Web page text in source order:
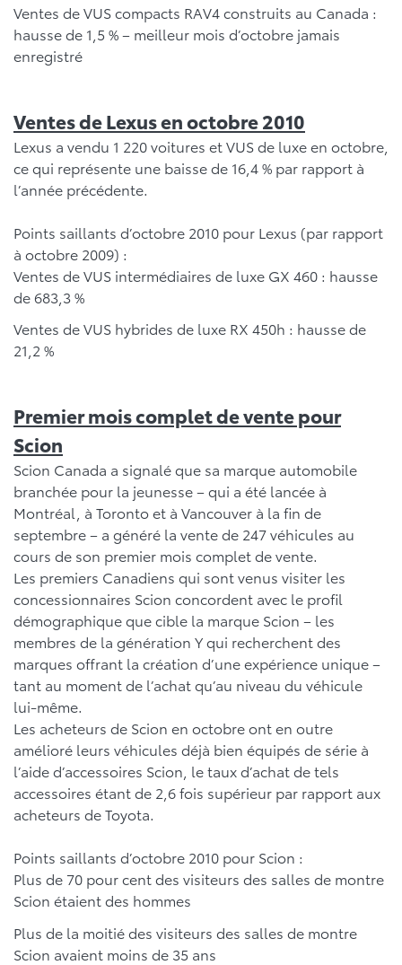
Ventes de VUS compacts RAV4 construits au Canada :
hausse de 1,5 % – meilleur mois d’octobre jamais
enregistré
Ventes de Lexus en octobre 2010
Lexus a vendu 1 220 voitures et VUS de luxe en octobre,
ce qui représente une baisse de 16,4 % par rapport à
l’année précédente.
Points saillants d’octobre 2010 pour Lexus (par rapport
à octobre 2009) :
Ventes de VUS intermédiaires de luxe GX 460 : hausse
de 683,3 %
Ventes de VUS hybrides de luxe RX 450h : hausse de
21,2 %
Premier mois complet de vente pour
Scion
Scion Canada a signalé que sa marque automobile
branchée pour la jeunesse – qui a été lancée à
Montréal, à Toronto et à Vancouver à la fin de
septembre – a généré la vente de 247 véhicules au
cours de son premier mois complet de vente.
Les premiers Canadiens qui sont venus visiter les
concessionnaires Scion concordent avec le profil
démographique que cible la marque Scion – les
membres de la génération Y qui recherchent des
marques offrant la création d’une expérience unique –
tant au moment de l’achat qu’au niveau du véhicule
lui-même.
Les acheteurs de Scion en octobre ont en outre
amélioré leurs véhicules déjà bien équipés de série à
l’aide d’accessoires Scion, le taux d’achat de tels
accessoires étant de 2,6 fois supérieur par rapport aux
acheteurs de Toyota.
Points saillants d’octobre 2010 pour Scion :
Plus de 70 pour cent des visiteurs des salles de montre
Scion étaient des hommes
Plus de la moitié des visiteurs des salles de montre
Scion avaient moins de 35 ans